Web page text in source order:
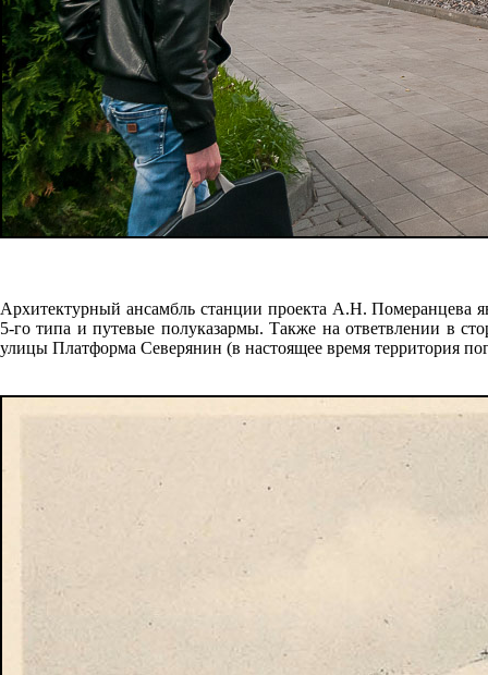
Архитектурный ансамбль станции проекта А.Н. Померанцева
5-го типа и путевые полуказармы. Также на ответвлении в
улицы Платформа Северянин (в настоящее время территория